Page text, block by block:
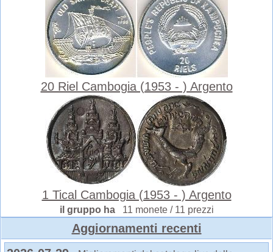
20 Riel Cambogia (1953 - ) Argento
1 Tical Cambogia (1953 - ) Argento
il gruppo ha 11 monete / 11 prezzi
Aggiornamenti recenti